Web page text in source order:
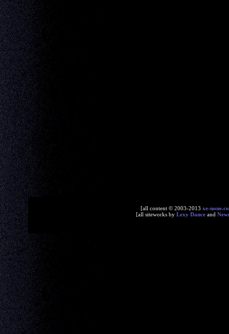
[all content © 2003-2013 xe-
[all siteworks by Lexy Danceand